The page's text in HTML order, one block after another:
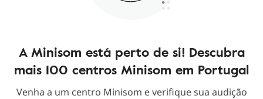
A Minisom está perto de si! Descubra
mais 100 centros Minisom em Portugal
Venha a um centro Minisom e verifique sua audição